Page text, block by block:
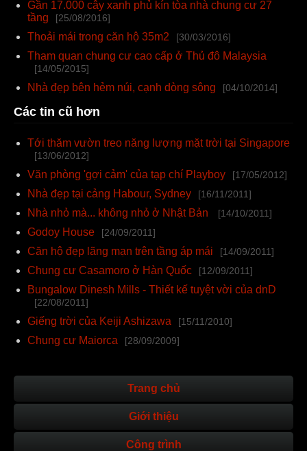
Gần 17.000 cây xanh phủ kín tòa nhà chung cư 27
tầng
[25/08/2016]
Thoải mái trong căn hộ 35m2 [30/03/2016]
Tham quan chung cư cao cấp ở Thủ đô Malaysia
[14/05/2015]
Nhà đẹp bên hẻm núi, cạnh dòng sông [04/10/2014]
Các tin cũ hơn
Tới thăm vườn treo năng lượng mặt trời tại Singapore
[13/06/2012]
Văn phòng 'gợi cảm' của tạp chí Playboy [17/05/2012]
Nhà đẹp tại cảng Habour, Sydney [16/11/2011]
Nhà nhỏ mà... không nhỏ ở Nhật Bản [14/10/2011]
Godoy House [24/09/2011]
Căn hộ đẹp lãng mạn trên tầng áp mái [14/09/2011]
Chung cư Casamoro ở Hàn Quốc [12/09/2011]
Bungalow Dinesh Mills - Thiết kế tuyệt vời của dnD
[22/08/2011]
Giếng trời của Keiji Ashizawa [15/11/2010]
Chung cư Maiorca [28/09/2009]
Trang chủ
Giới thiệu
Công trình